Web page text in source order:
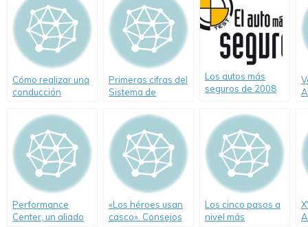
Cómo realizar una
conducción
ecológica
Primeras cifras del
Sistema de
Permanente de
Conductores
Los autos más
seguros de 2008
Performance
Center, un aliado
«Los héroes usan
casco». Consejos
Los cinco pasos a
nivel más